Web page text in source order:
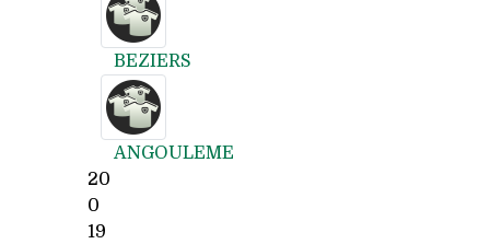
BEZIERS
ANGOULEME
20
0
19